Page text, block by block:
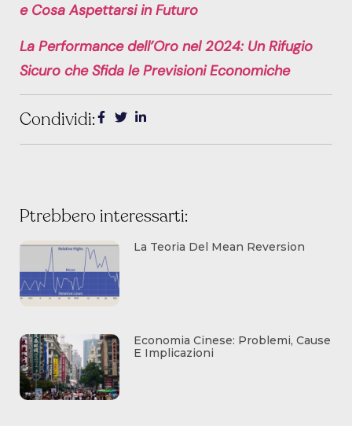
e Cosa Aspettarsi in Futuro
La Performance dell’Oro nel 2024: Un Rifugio
Sicuro che Sfida le Previsioni Economiche
Condividi:
Ptrebbero interessarti:
La Teoria Del Mean Reversion
Economia Cinese: Problemi, Cause
E Implicazioni